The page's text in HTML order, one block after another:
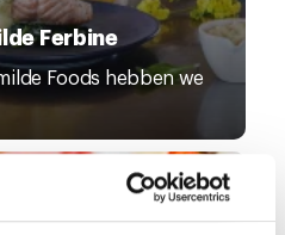
Ferbine
Foods hebben we